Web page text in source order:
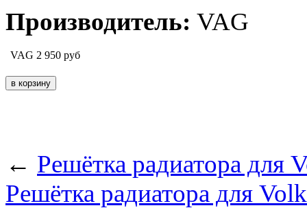
Производитель: VAG
VAG 2 950 руб
← Решётка радиатора для
Решётка радиатора для